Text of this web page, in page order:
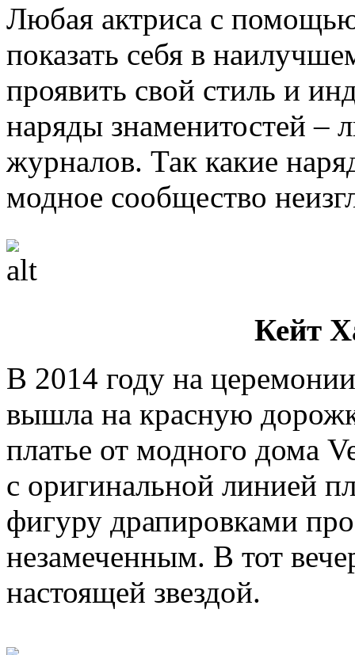
Любая актриса с
показать себя в
проявить свой стиль и
наряды знаменитостей –
журналов. Так какие
модное сообщество
Кейт
В 2014 году на
вышла на красную
платье от модного дома
с оригинальной линией
фигуру драпировками
незамеченным. В тот
настоящей звездой.